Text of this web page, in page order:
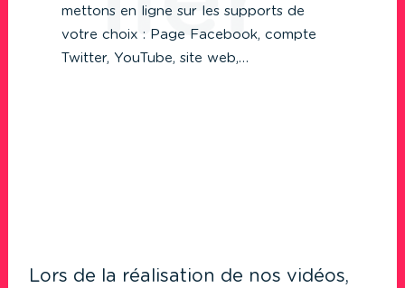
mettons en ligne sur les supports de
votre choix : Page Facebook, compte
Twitter, YouTube, site web,…
Lors de la réalisation de nos vidéos,